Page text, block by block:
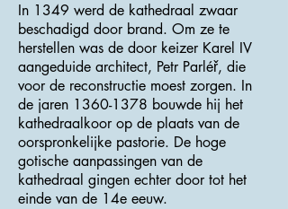
In 1349 werd de kathedraal zwaar
beschadigd door brand. Om ze te
herstellen was de door keizer Karel IV
aangeduide architect, Petr Parléř, die
voor de reconstructie moest zorgen. In
de jaren 1360-1378 bouwde hij het
kathedraalkoor op de plaats van de
oorspronkelijke pastorie. De hoge
gotische aanpassingen van de
kathedraal gingen echter door tot het
einde van de 14e eeuw.